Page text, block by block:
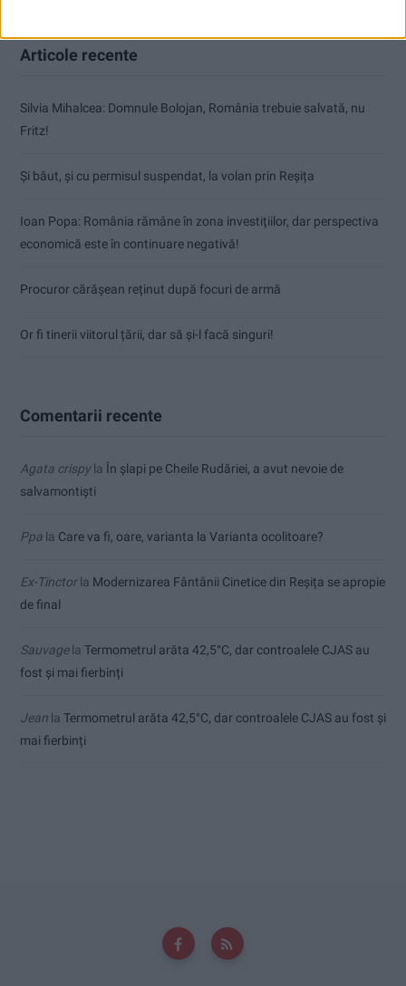
Articole recente
Silvia Mihalcea: Domnule Bolojan, România trebuie salvată, nu
Fritz!
Și băut, și cu permisul suspendat, la volan prin Reșița
Ioan Popa: România rămâne în zona investițiilor, dar perspectiva
economică este în continuare negativă!
Procuror cărășean reținut după focuri de armă
Or fi tinerii viitorul țării, dar să și-l facă singuri!
Comentarii recente
Agata crispyla În șlapi pe Cheile Rudăriei, a avut nevoie de
salvamontiști
Ppa la Care va fi, oare, varianta la Varianta ocolitoare?
Ex-Tinctorla Modernizarea Fântânii Cinetice din Reșița se apropie
de final
Sauvagela Termometrul arăta 42,5°C, dar controalele CJAS au
fost și mai fierbinți
Jean la Termometrul arăta 42,5°C, dar controalele CJAS au fost și
mai fierbinți